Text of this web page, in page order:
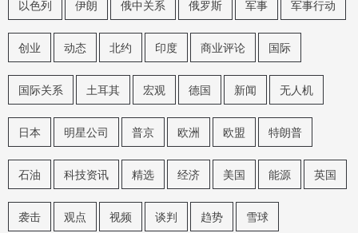
以色列 伊朗 俄中关系 俄罗斯 军事 军事行动
创业 动态 北约 印度 商业评论 国际
国际关系 土耳其 宏观 德国 新闻 无人机
日本 明星公司 普京 欧洲 欧盟 特朗普
石油 科技资讯 精选 经济 美国 能源 英国
袭击 观点 视频 谈判 趋势 雪球